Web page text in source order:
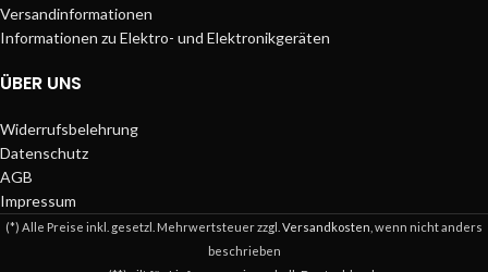
Versandinformationen
Informationen zu Elektro- und Elektronikgeräten
ÜBER UNS
Widerrufsbelehrung
Datenschutz
AGB
Impressum
(*) Alle Preise inkl. gesetzl. Mehrwertsteuer zzgl. Versandkosten , wenn nicht anders
beschrieben